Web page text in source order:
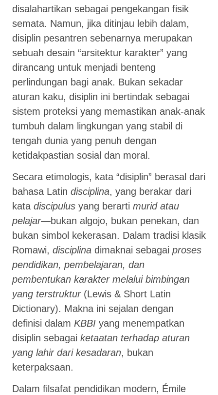
disalahartikan sebagai pengekangan fisik
semata. Namun, jika ditinjau lebih dalam,
disiplin pesantren sebenarnya merupakan
sebuah desain “arsitektur karakter” yang
dirancang untuk menjadi benteng
perlindungan bagi anak. Bukan sekadar
aturan kaku, disiplin ini bertindak sebagai
sistem proteksi yang memastikan anak-anak
tumbuh dalam lingkungan yang stabil di
tengah dunia yang penuh dengan
ketidakpastian sosial dan moral.
Secara etimologis, kata “disiplin” berasal dari
bahasa Latin disciplina, yang berakar dari
kata discipulus yang berarti murid atau
pelajar—bukan algojo, bukan penekan, dan
bukan simbol kekerasan. Dalam tradisi klasik
Romawi, disciplina dimaknai sebagai proses
pendidikan, pembelajaran, dan
pembentukan karakter melalui bimbingan
yang terstruktur(Lewis & Short Latin
Dictionary). Makna ini sejalan dengan
definisi dalam KBBI yang menempatkan
disiplin sebagai ketaatan terhadap aturan
yang lahir dari kesadaran, bukan
keterpaksaan.
Dalam filsafat pendidikan modern, Émile